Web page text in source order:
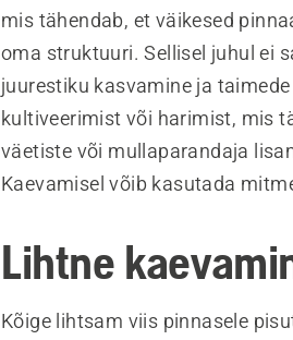
mis tähendab, et väikesed
oma struktuuri. Sellisel juhul ei
juurestiku kasvamine ja
kultiveerimist või harimist, mis
väetiste või mullaparandaja
Kaevamisel võib kasutada
Lihtne
Kõige lihtsam viis pinnasele